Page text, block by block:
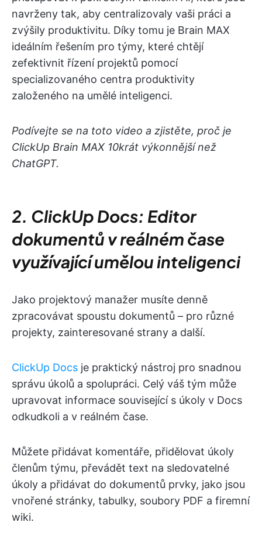
navrženy tak, aby centralizovaly vaši práci a
zvýšily produktivitu. Díky tomu je Brain MAX
ideálním řešením pro týmy, které chtějí
zefektivnit řízení projektů pomocí
specializovaného centra produktivity
založeného na umělé inteligenci.
Podívejte se na toto video a zjistěte, proč je
ClickUp Brain MAX 10krát výkonnější než
ChatGPT.
2. ClickUp Docs: Editor
dokumentů v reálném čase
využívající umělou inteligenci
Jako projektový manažer musíte denně
zpracovávat spoustu dokumentů – pro různé
projekty, zainteresované strany a další.
ClickUp Docs je praktický nástroj pro snadnou
správu úkolů a spolupráci. Celý váš tým může
upravovat informace související s úkoly v Docs
odkudkoli a v reálném čase.
Můžete přidávat komentáře, přidělovat úkoly
členům týmu, převádět text na sledovatelné
úkoly a přidávat do dokumentů prvky, jako jsou
vnořené stránky, tabulky, soubory PDF a firemní
wiki.